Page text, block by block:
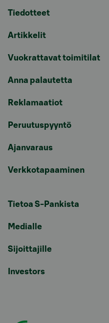
Tiedotteet
Artikkelit
Vuokrattavat toimitilat
Anna palautetta
Reklamaatiot
Peruutuspyyntö
Ajanvaraus
Verkkotapaaminen
Tietoa S-Pankista
Medialle
Sijoittajille
Investors